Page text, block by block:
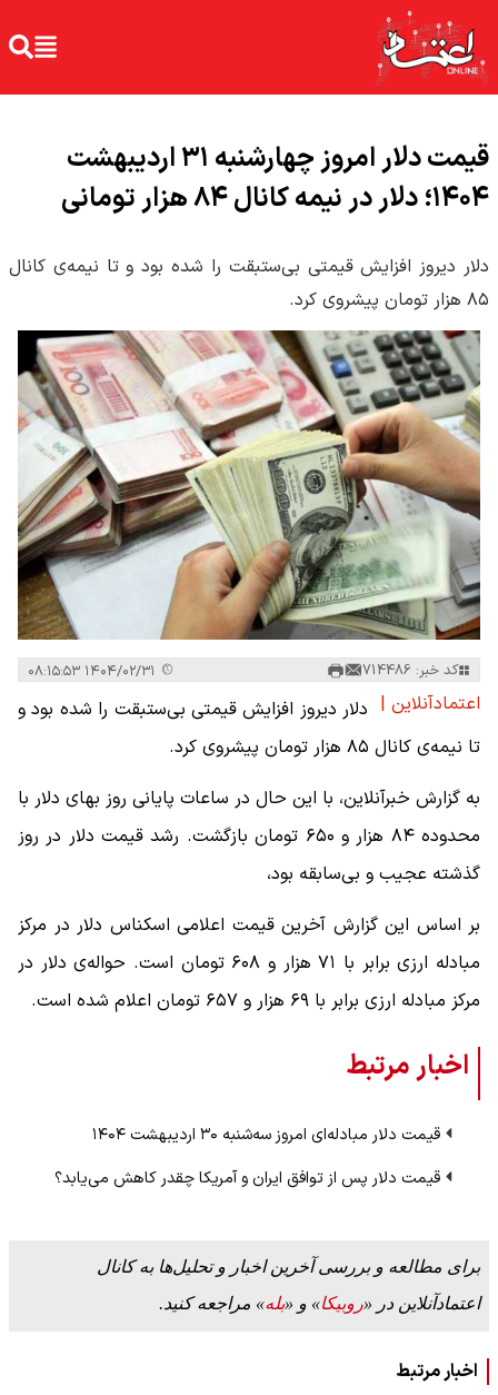
قیمت دلار امروز چهارشنبه ۳۱ اردیبهشت
۱۴۰۴؛‌ دلار در نیمه کانال ۸۴ هزار تومانی
دلار دیروز افزایش قیمتی بی‌ستبقت را شده بود و تا نیمه‌ی کانال
۸۵ هزار تومان پیشروی کرد.
کد خبر: 714486
اعتمادآنلاین | دلار دیروز افزایش قیمتی بی‌ستبقت را شده بود و
تا نیمه‌ی کانال ۸۵ هزار تومان پیشروی کرد.
به گزارش خبرآنلاین، با این حال در ساعات پایانی روز بهای دلار با
محدوده ۸۴ هزار و ۶۵۰ تومان بازگشت. رشد قیمت دلار در روز
گذشته عجیب و بی‌سابقه بود،
بر اساس این گزارش آخرین قیمت اعلامی اسکناس دلار در مرکز
مبادله ارزی برابر با ۷۱ هزار و ۶۰۸ تومان است. حواله‌ی دلار در
مرکز مبادله ارزی برابر با ۶۹ هزار و ۶۵۷ تومان اعلام شده است.
اخبار مرتبط
قیمت دلار مبادله‌ای امروز سه‌شنبه ۳۰ اردیبهشت ۱۴۰۴
قیمت دلار پس از توافق ایران و آمریکا چقدر کاهش می‌یابد؟
برای مطالعه و بررسی آخرین اخبار و تحلیل‌ها به کانال
اعتمادآنلاین در «روبیکا» و «بله» مراجعه کنید.
اخبار مرتبط